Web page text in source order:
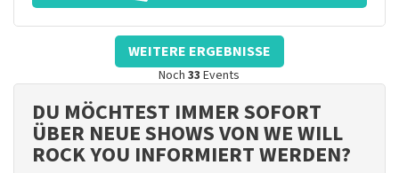
WEITERE ERGEBNISSE
Noch33 Events
DU MÖCHTEST IMMER SOFORT
ÜBER NEUE SHOWS VON WE WILL
ROCK YOU INFORMIERT WERDEN?